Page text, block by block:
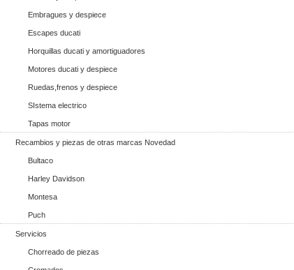
Embragues y despiece
Escapes ducati
Horquillas ducati y amortiguadores
Motores ducati y despiece
Ruedas,frenos y despiece
SIstema electrico
Tapas motor
Recambios y piezas de otras marcas Novedad
Bultaco
Harley Davidson
Montesa
Puch
Servicios
Chorreado de piezas